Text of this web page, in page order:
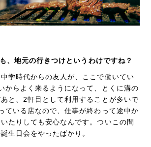
、地元の行きつけというわけですね？
学時代からの友人が、ここで働いてい
からよく来るようになって、とくに溝の
と、2軒目として利用することが多いで
ている店なので、仕事が終わって途中か
たりしても安心なんです。ついこの間
生日会をやったばかり。